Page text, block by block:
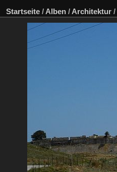
Startseite / Alben / Architektur /